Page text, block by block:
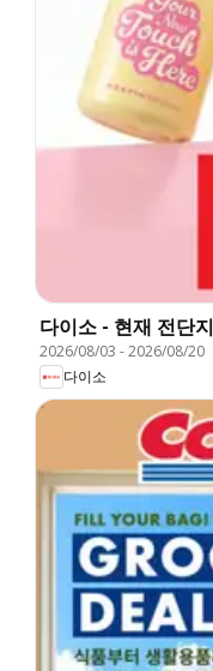
다이소 - 현재 전단지
2026/08/03 -2026/08/20
다이소